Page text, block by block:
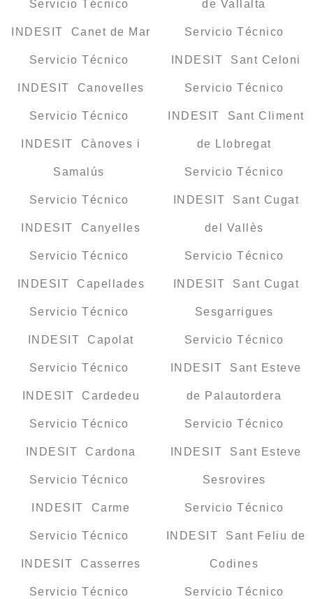
Servicio Técnico
INDESIT Canet de Mar
Servicio Técnico
INDESIT Canovelles
Servicio Técnico
INDESIT Cànoves i
Samalús
Servicio Técnico
INDESIT Canyelles
Servicio Técnico
INDESIT Capellades
Servicio Técnico
INDESIT Capolat
Servicio Técnico
INDESIT Cardedeu
Servicio Técnico
INDESIT Cardona
Servicio Técnico
INDESIT Carme
Servicio Técnico
INDESIT Casserres
Servicio Técnico
de Vallalta
Servicio Técnico
INDESIT Sant Celoni
Servicio Técnico
INDESIT Sant Climent
de Llobregat
Servicio Técnico
INDESIT Sant Cugat
del Vallès
Servicio Técnico
INDESIT Sant Cugat
Sesgarrigues
Servicio Técnico
INDESIT Sant Esteve
de Palautordera
Servicio Técnico
INDESIT Sant Esteve
Sesrovires
Servicio Técnico
INDESIT Sant Feliu de
Codines
Servicio Técnico